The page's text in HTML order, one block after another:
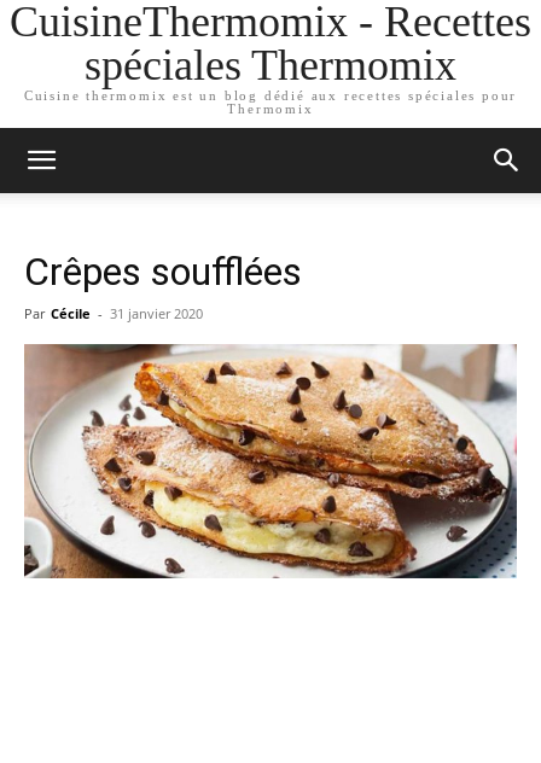
CuisineThermomix - Recettes
spéciales Thermomix
Cuisine thermomix est un blog dédié aux recettes spéciales pour
Thermomix
Crêpes soufflées
Par Cécile - 31 janvier 2020